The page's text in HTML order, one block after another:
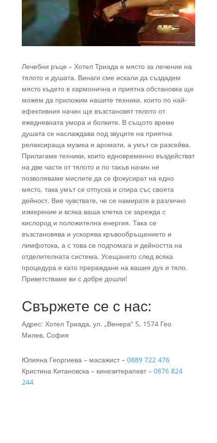
Лечебни ръце – Хотел Триада е място за лечение на
тялото и душата. Винаги сме искали да създадем
място където в хармонична и приятна обстановка ще
можем да приложим нашите техники, които по най-
ефективния начин ще възстановят тялото от
ежедневната умора и болките. В същото време
душата се наслаждава под звуците на приятна
релаксираща музика и аромати, а умът се разсейва.
Прилагаме техники, които едновременно въздействат
на две части от тялото и по такъв начин не
позволяваме мислите да се фокусират на едно
място, така умът се отпуска и спира със своята
дейност. Вие чувствате, че се намирате в различно
измерение и всяка ваша клетка се зарежда с
кислород и положителна енергия. Така се
възстановява и ускорява кръвообръщението и
лимфотока, а с това се подпомага и дейността на
отделителната система. Усещането след всяка
процедура е като прераждане на вашия дух и тяло.
Приветстваме ви с добре дошли!
Свържете се с нас:
Адрес: Хотел Триада, ул. „Венера“ 5, 1574 Гео
Милев, София
Юлияна Георгиева – масажист – 0889 722 476
Кристина Китановска – кинезитерапевт – 0876 824
244